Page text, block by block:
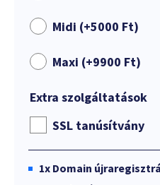
Midi (+5000 Ft)
Maxi (+9900 Ft)
Extra szolgáltatások
SSL tanúsítvány
1x Domain